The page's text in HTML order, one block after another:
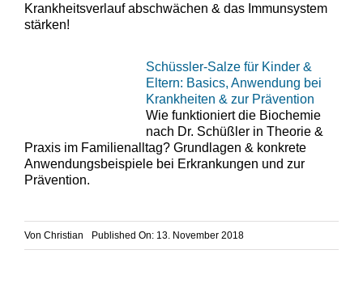
Krankheitsverlauf abschwächen & das Immunsystem
stärken!
Schüssler-Salze für Kinder &
Eltern: Basics, Anwendung bei
Krankheiten & zur Prävention
Wie funktioniert die Biochemie
nach Dr. Schüßler in Theorie &
Praxis im Familienalltag? Grundlagen & konkrete
Anwendungsbeispiele bei Erkrankungen und zur
Prävention.
Von Christian Published On: 13. November 2018